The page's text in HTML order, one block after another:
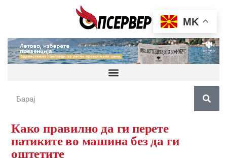
Како правилно да ги перете
патиките во машина без да ги
оштетите
MK